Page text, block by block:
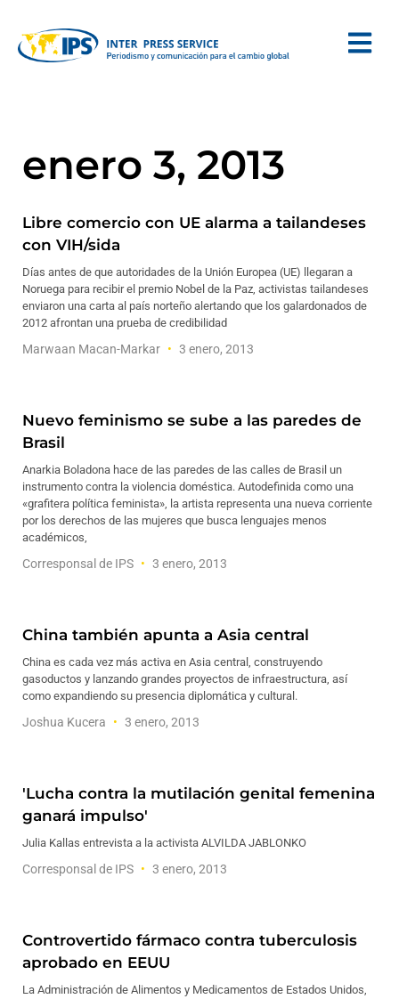
enero 3, 2013
Libre comercio con UE alarma a tailandeses
con VIH/sida
Días antes de que autoridades de la Unión Europea (UE) llegaran a
Noruega para recibir el premio Nobel de la Paz, activistas tailandeses
enviaron una carta al país norteño alertando que los galardonados de
2012 afrontan una prueba de credibilidad
Marwaan Macan-Markar 3 enero, 2013
Nuevo feminismo se sube a las paredes de
Brasil
Anarkia Boladona hace de las paredes de las calles de Brasil un
instrumento contra la violencia doméstica. Autodefinida como una
«grafitera política feminista», la artista representa una nueva corriente
por los derechos de las mujeres que busca lenguajes menos
académicos,
Corresponsal de IPS 3 enero, 2013
China también apunta a Asia central
China es cada vez más activa en Asia central, construyendo
gasoductos y lanzando grandes proyectos de infraestructura, así
como expandiendo su presencia diplomática y cultural.
Joshua Kucera 3 enero, 2013
'Lucha contra la mutilación genital femenina
ganará impulso'
Julia Kallas entrevista a la activista ALVILDA JABLONKO
Corresponsal de IPS 3 enero, 2013
Controvertido fármaco contra tuberculosis
aprobado en EEUU
La Administración de Alimentos y Medicamentos de Estados Unidos,